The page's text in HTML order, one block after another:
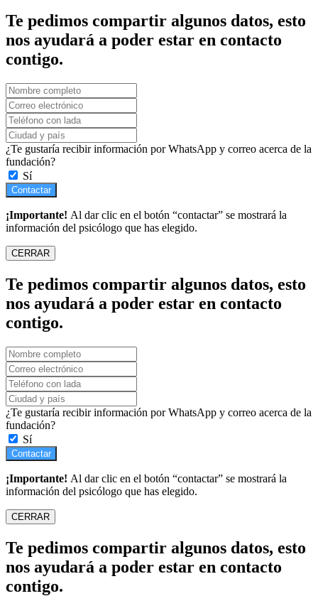
Te pedimos compartir algunos datos, esto
nos ayudará a poder estar en contacto
contigo.
¿Te gustaría recibir información por WhatsApp y correo acerca de la
fundación?
Sí
Contactar
¡Importante! Al dar clic en el botón “contactar” se mostrará la
información del psicólogo que has elegido.
CERRAR
Te pedimos compartir algunos datos, esto
nos ayudará a poder estar en contacto
contigo.
¿Te gustaría recibir información por WhatsApp y correo acerca de la
fundación?
Sí
Contactar
¡Importante! Al dar clic en el botón “contactar” se mostrará la
información del psicólogo que has elegido.
CERRAR
Te pedimos compartir algunos datos, esto
nos ayudará a poder estar en contacto
contigo.